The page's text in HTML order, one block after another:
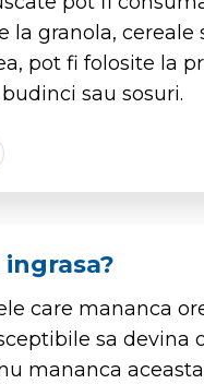
la granola, cereale
pot fi folosite la
sau sosuri.
care mananca
sa devina
mananca